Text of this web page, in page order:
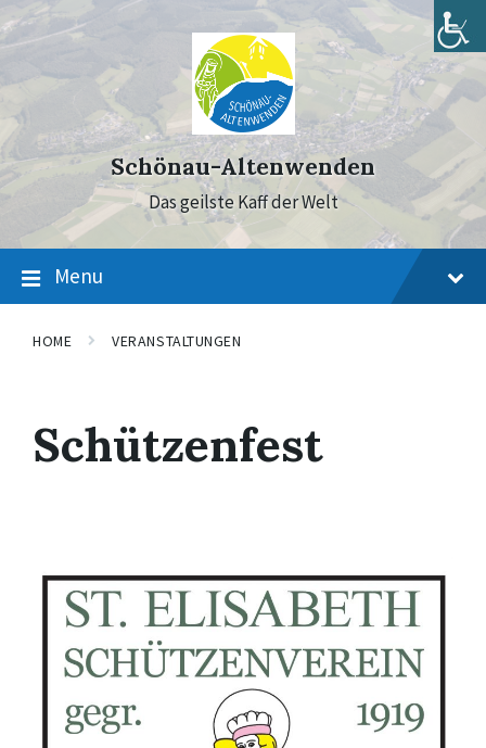
to
content
to
main
navigation
to
footer
Schönau-Altenwenden
Das geilste Kaff der Welt
Menu
HOME VERANSTALTUNGEN
Schützenfest